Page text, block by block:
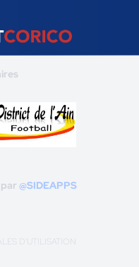
@SIDEAPPS
D'UTILISATION